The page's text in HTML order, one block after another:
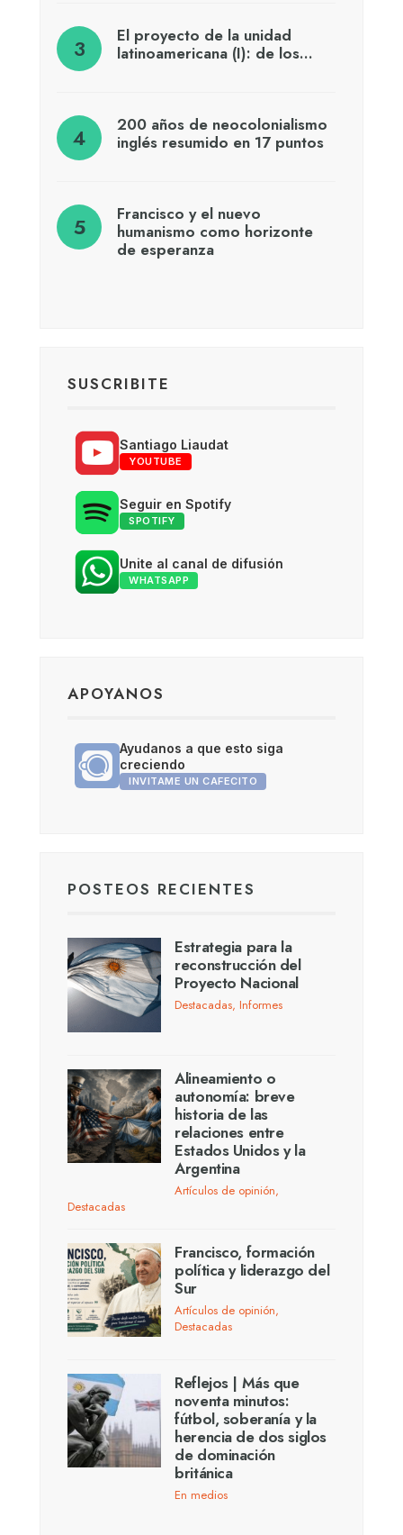
El proyecto de la unidad
latinoamericana (I): de los…
200 años de neocolonialismo
inglés resumido en 17 puntos
Francisco y el nuevo
humanismo como horizonte
de esperanza
SUSCRIBITE
Santiago Liaudat
YOUTUBE
Seguir en Spotify
SPOTIFY
Unite al canal de difusión
WHATSAPP
APOYANOS
Ayudanos a que esto siga
creciendo
INVITAME UN CAFECITO
POSTEOS RECIENTES
Estrategia para la
reconstrucción del
Proyecto Nacional
Destacadas, Informes
Alineamiento o
autonomía: breve
historia de las
relaciones entre
Estados Unidos y la
Argentina
Artículos de opinión,
Destacadas
Francisco, formación
política y liderazgo del
Sur
Artículos de opinión,
Destacadas
Reflejos | Más que
noventa minutos:
fútbol, soberanía y la
herencia de dos siglos
de dominación
británica
En medios